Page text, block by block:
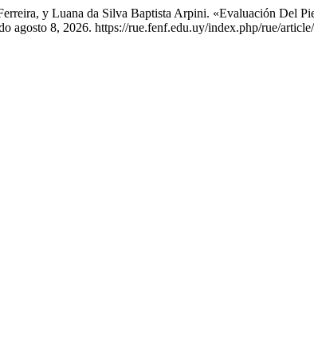
y Luana da Silva Baptista Arpini. «Evaluación Del
agosto 8, 2026. https://rue.fenf.edu.uy/index.php/rue/